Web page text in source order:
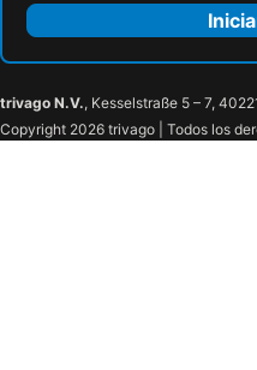
trivago N.V., Kesselstraße 5 – 7,
Copyright 2026 trivago | Todos los